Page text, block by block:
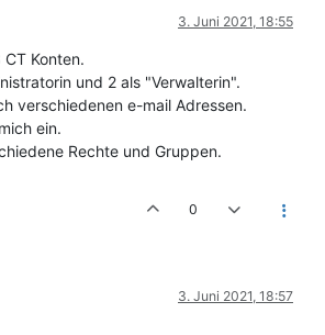
3. Juni 2021, 18:55
Konten.
und 2 als "Verwalterin".
verschiedenen e-mail Adressen.
ein.
Rechte und Gruppen.
0
3. Juni 2021, 18:57